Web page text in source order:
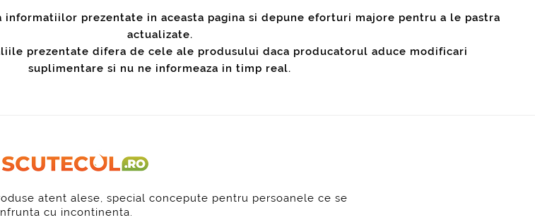
prezentate in aceasta pagina si depune eforturi majore pentru a le pastra
actualizate.
prezentate difera de cele ale produsului daca producatorul aduce modificari
suplimentare si nu ne informeaza in timp real.
atent alese, special concepute pentru persoanele ce se
cu incontinenta.